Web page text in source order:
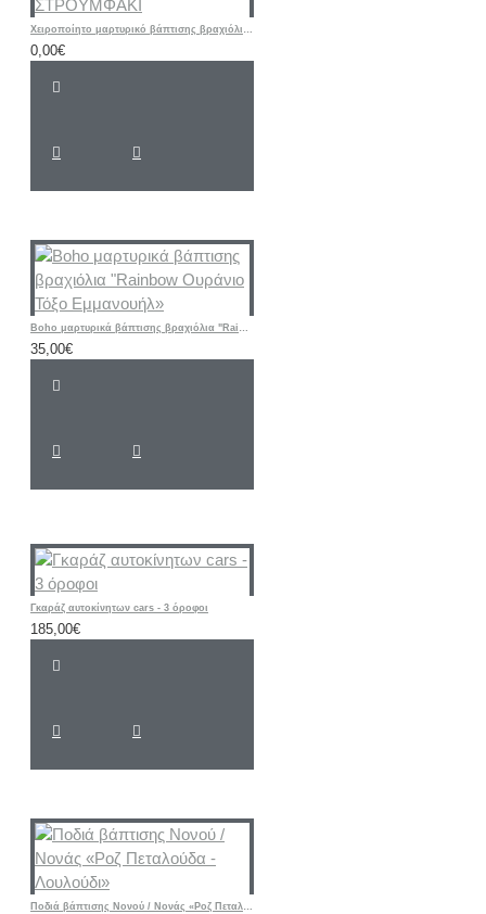
Χειροποίητο μαρτυρικό βάπτισης βραχιόλι ΣΤΡΟΥΜΦΑΚΙ
0,00€
Boho μαρτυρικά βάπτισης βραχιόλια "Rainbow Ουράνιο Τόξο Εμμανουήλ»
35,00€
Γκαράζ αυτοκίνητων cars - 3 όροφοι
185,00€
Ποδιά βάπτισης Νονού / Νονάς «Ροζ Πεταλούδα - Λουλούδι»